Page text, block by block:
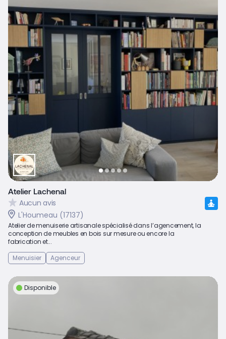
Atelier Lachenal
Aucun avis
L'Houmeau (17137)
Atelier de menuiserie artisanale spécialisé dans l’agencement, la
conception de meubles en bois sur mesure ou encore la
fabrication et...
Menuisier
Agenceur
Disponible